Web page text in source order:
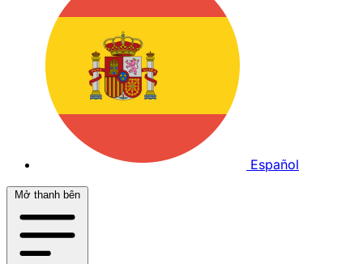
Español
Mở thanh bên